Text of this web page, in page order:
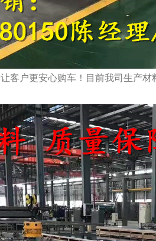
客户更安心购车！目前我司生产材